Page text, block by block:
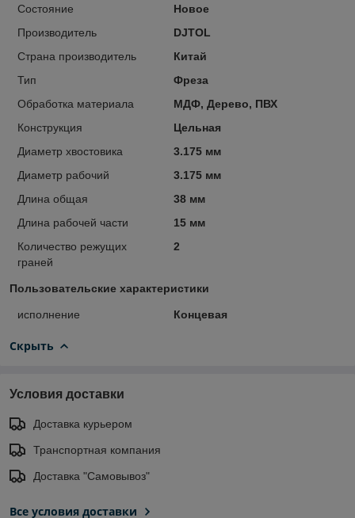
Состояние
Новое
Производитель
DJTOL
Страна производитель
Китай
Тип
Фреза
Обработка материала
МДФ, Дерево, ПВХ
Конструкция
Цельная
Диаметр хвостовика
3.175 мм
Диаметр рабочий
3.175 мм
Длина общая
38 мм
Длина рабочей части
15 мм
Количество режущих
граней
2
Пользовательские характеристики
исполнение Концевая
Скрыть
Условия доставки
Доставка курьером
Транспортная компания
Доставка "Самовывоз"
Все условия доставки